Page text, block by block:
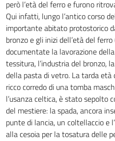
però l’età del ferro e furono
Qui infatti, lungo l’antico corso
importante abitato protostorico
bronzo e gli inizi dell’età del ferro
documentate la lavorazione
tessitura, l’industria del bronzo,
della pasta di vetro. La tarda
ricco corredo di una tomba
l’usanza celtica, è stato sepolto
del mestiere: la spada, ancora
punte di lancia, un coltellaccio e
alla cesoia per la tosatura delle